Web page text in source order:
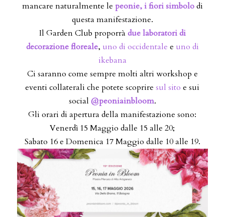
mancare naturalmente le peonie, i fiori simbolodi
questa manifestazione.
Il Garden Club proporrà due laboratori di
decorazione floreale, uno di occidentale e uno di
ikebana
Ci saranno come sempre molti altri workshop e
eventi collaterali che potete scopriresul sito e sui
social @peoniainbloom.
Gli orari di apertura della manifestazione sono:
Venerdì 15 Maggio dalle 15 alle 20;
Sabato 16 e Domenica 17 Maggio dalle 10 alle 19.